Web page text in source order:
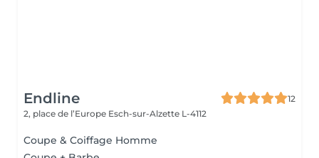
Endline
12
2, place de l’Europe Esch-sur-Alzette L-4112
Coupe & Coiffage Homme